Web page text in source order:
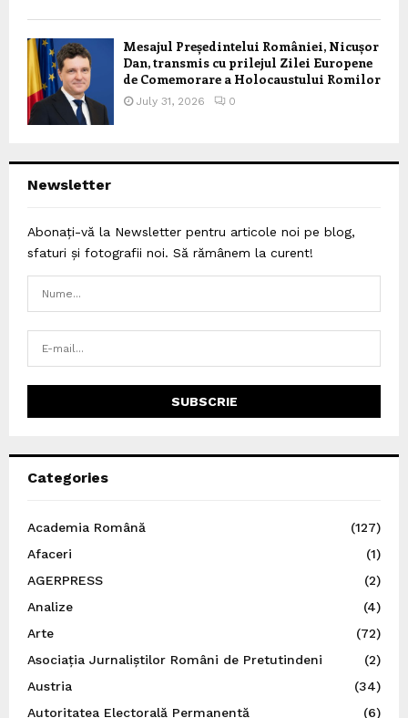
Mesajul Președintelui României, Nicușor
Dan, transmis cu prilejul Zilei Europene
de Comemorare a Holocaustului Romilor
July 31, 2026 0
Newsletter
Abonați-vă la Newsletter pentru articole noi pe blog,
sfaturi și fotografii noi. Să rămânem la curent!
Categories
Academia Română
(127)
Afaceri
(1)
AGERPRESS
(2)
Analize
(4)
Arte
(72)
Asociația Jurnaliștilor Români de Pretutindeni
(2)
Austria
(34)
Autoritatea Electorală Permanentă
(6)